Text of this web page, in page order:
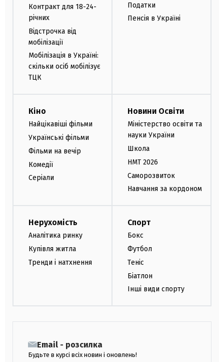
Контракт для 18-24-
річних
Відстрочка від
мобілізації
Мобілізація в Україні:
скільки осіб мобілізує
ТЦК
Податки
Пенсія в Україні
Кіно
Найцікавіші фільми
Українські фільми
Фільми на вечір
Комедії
Серіали
Новини Освіти
Міністерство освіти та
науки України
Школа
НМТ 2026
Саморозвиток
Навчання за кордоном
Нерухомість
Аналітика ринку
Купівля житла
Тренди і натхнення
Спорт
Бокс
Футбол
Теніс
Біатлон
Інші види спорту
Email - розсилка
Будьте в курсі всіх новин і оновлень!